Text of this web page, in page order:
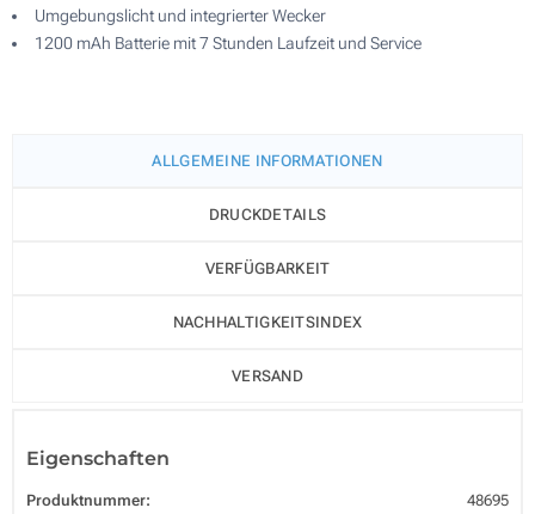
Umgebungslicht und integrierter Wecker
1200 mAh Batterie mit 7 Stunden Laufzeit und Service
ALLGEMEINE INFORMATIONEN
DRUCKDETAILS
VERFÜGBARKEIT
NACHHALTIGKEITSINDEX
VERSAND
Eigenschaften
Produktnummer: 48695